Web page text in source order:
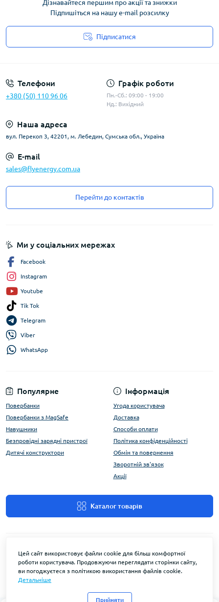
Дізнавайтеся першим про акції та знижки
Підпишіться на нашу e-mail розсилку
Підписатися
Телефони
+380 (50) 110 96 06
Графік роботи
Пн.-Сб.: 09:00 - 19:00
Нд.: Вихідний
Наша адреса
вул. Перекоп 3, 42201, м. Лебедин, Сумська обл., Україна
E-mail
sales@flyenergy.com.ua
Перейти до контактів
Популярне
Повербанки
Повербанки з MagSafe
Навушники
Безпровідні зарядні пристрої
Дитячі конструктори
Інформація
Угода користувача
Доставка
Способи оплати
Політика конфіденційності
Обмін та повернення
Зворотній зв'язок
Акції
Каталог товарів
Ми у соціальних мережах
Facebook
Instagram
Youtube
Tik Tok
Telegram
Viber
WhatsApp
Цей сайт використовує файли cookie для більш комфортної
роботи користувача. Продовжуючи переглядати сторінки сайту,
ви погоджуєтеся з політикою використання файлів cookie.
Детальніше
Прийняти